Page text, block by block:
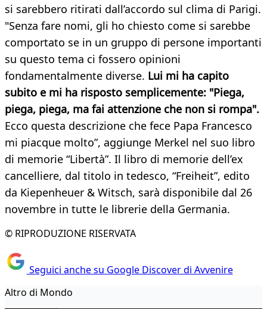
si sarebbero ritirati dall’accordo sul clima di Parigi.
"Senza fare nomi, gli ho chiesto come si sarebbe
comportato se in un gruppo di persone importanti
su questo tema ci fossero opinioni
fondamentalmente diverse. Lui mi ha capito
subito e mi ha risposto semplicemente: "Piega,
piega, piega, ma fai attenzione che non si rompa".
Ecco questa descrizione che fece Papa Francesco
mi piacque molto”, aggiunge Merkel nel suo libro
di memorie “Libertà”. Il libro di memorie dell’ex
cancelliere, dal titolo in tedesco, “Freiheit”, edito
da Kiepenheuer & Witsch, sarà disponibile dal 26
novembre in tutte le librerie della Germania.
© RIPRODUZIONE RISERVATA
Seguici anche su Google Discover di Avvenire
Altro di Mondo